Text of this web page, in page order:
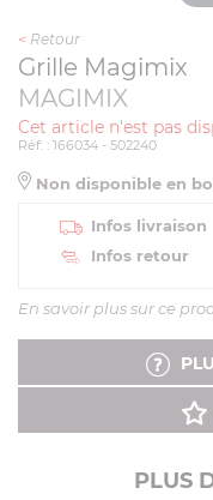
< Retour
Grille Magimix
MAGIMIX
Cet article n'est pas
Réf. : 166034 - 502240
Non disponible en
Infos livraison
Infos retour
En savoir plus sur ce
PLUS